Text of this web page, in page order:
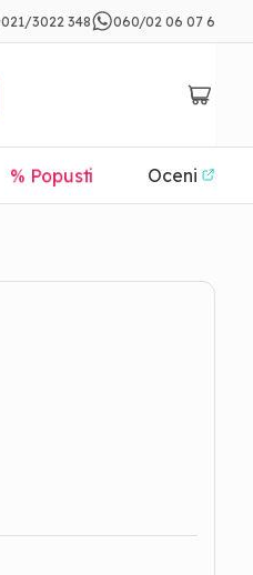
021/3022 348 060/02 06 07 6
% Popusti Oceni